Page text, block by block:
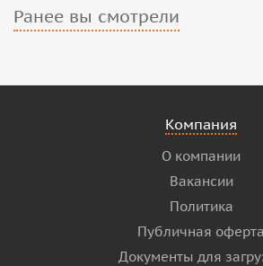
Ранее вы смотрели
Компания
О компании
Вакансии
Политика
Публичная оферта
Документы для